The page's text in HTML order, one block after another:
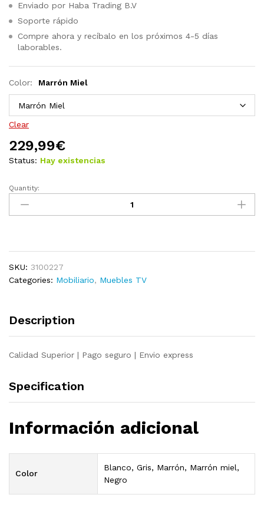
Enviado por Haba Trading B.V
Soporte rápido
Compre ahora y recíbalo en los próximos 4-5 días
laborables.
Color: Marrón Miel
Clear
229,99€
Status: Hay existencias
Muebles
para
TV
maciza
de
Quantity:
SKU: 3100227
Categories: Mobiliario, Muebles TV
Description
Calidad Superior | Pago seguro | Envio express
Specification
Información adicional
Color
Blanco, Gris, Marrón, Marrón miel,
Negro